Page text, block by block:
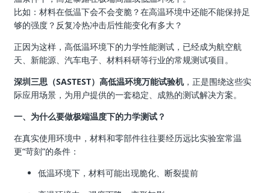
比如：材料在低温下会不会变脆？在高温环境中还能不能保持足
够的强度？反复冷热冲击后性能变化有多大？
正因为这样，高低温环境下的力学性能测试，已经成为航空航
天、新能源、汽车电子、材料科研等行业的常规测试项目。
深圳三思（SASTEST）高低温环境万能试验机，正是围绕这些实
际应用场景，为用户提供的一套稳定、成熟的测试解决方案。
一、为什么要做极端温度下的力学测试？
在真实使用环境中，材料和零部件往往要经历远比实验室常温
更“苛刻”的条件：
低温环境下，材料可能出现脆化、断裂提前